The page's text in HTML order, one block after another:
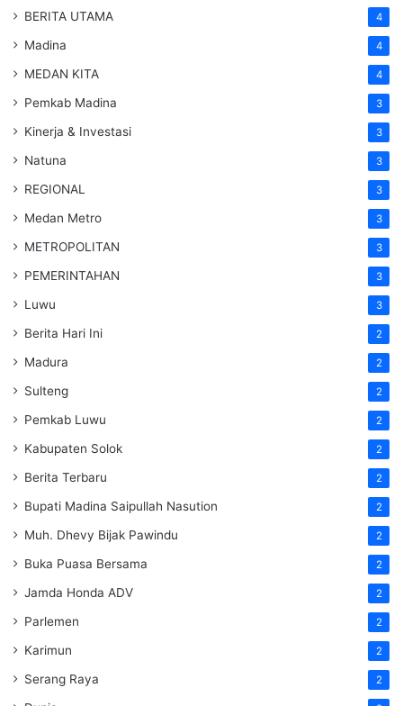
BERITA UTAMA 4
Madina 4
MEDAN KITA 4
Pemkab Madina 3
Kinerja & Investasi 3
Natuna 3
REGIONAL 3
Medan Metro 3
METROPOLITAN 3
PEMERINTAHAN 3
Luwu 3
Berita Hari Ini 2
Madura 2
Sulteng 2
Pemkab Luwu 2
Kabupaten Solok 2
Berita Terbaru 2
Bupati Madina Saipullah Nasution 2
Muh. Dhevy Bijak Pawindu 2
Buka Puasa Bersama 2
Jamda Honda ADV 2
Parlemen 2
Karimun 2
Serang Raya 2